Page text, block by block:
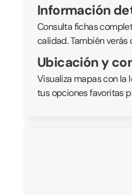
Información
Consulta fichas
calidad. También
Ubicación y
Visualiza mapas con la
tus opciones favoritas